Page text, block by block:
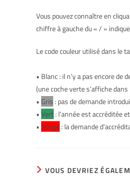
Vous pouvez connaître en
chiffre à gauche du « / »
Le code couleur utilisé dans le
• Blanc: il n’y a pas encore de
(une coche verte s’affiche
• Gris : pas de demande
• Vert: l’année est accréditée
• Rouge: la demande
VOUS DEVRIEZ